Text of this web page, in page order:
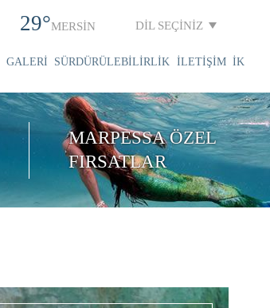
29°MERSİN DİL SEÇİNİZ
GALERİ SÜRDÜRÜLEBİLİRLİK İLETİŞİM İK
MARPESSA ÖZEL
FIRSATLAR